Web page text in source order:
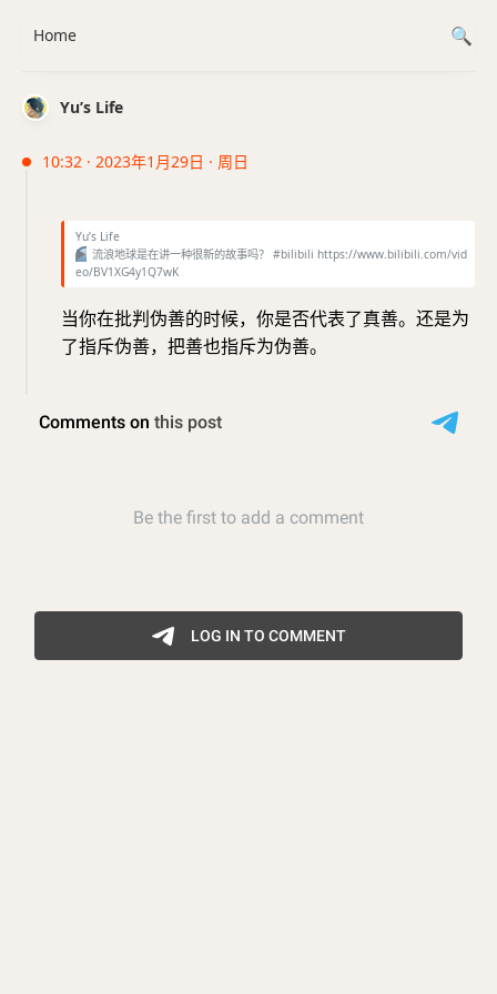
Yu’s Life
10:32 · 2023年1月29日 · 周日
Yu’s Life
▶️ 流浪地球是在讲一种很新的故事吗？ #bilibili https://www.bilibili.com/vid
eo/BV1XG4y1Q7wK
当你在批判伪善的时候，你是否代表了真善。还是为
了指斥伪善，把善也指斥为伪善。
Home